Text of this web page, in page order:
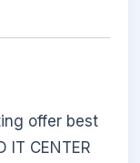
offer best
IT CENTER